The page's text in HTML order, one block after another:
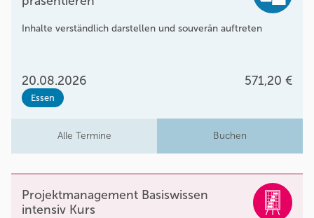
Inhalte verständlich darstellen und souverän auftreten
20.08.2026 571,20 €
Essen
Alle Termine Buchen
Projektmanagement Basiswissen
intensiv Kurs